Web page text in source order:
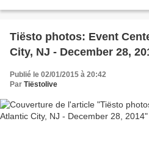
Tiësto photos: Event
City, NJ - December 28,
Publié le 02/01/2015 à 20:42
Par Tiëstolive